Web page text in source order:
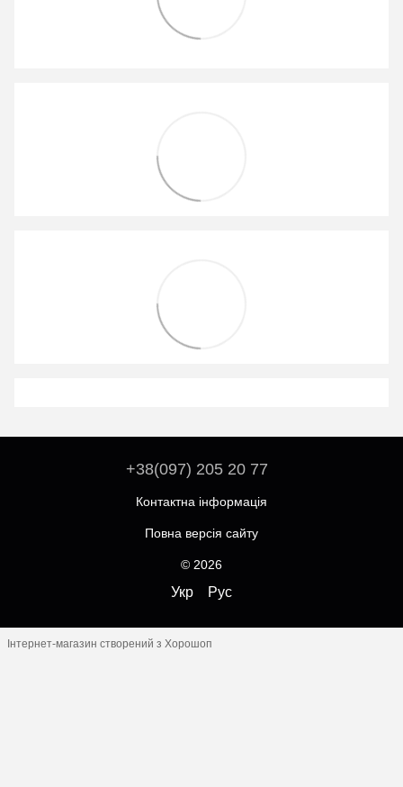
+38(097) 205 20 77
Контактна інформація
Повна версія сайту
© 2026
Укр Рус
Інтернет-магазин створений з Хорошоп